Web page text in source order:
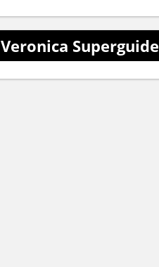
Veronica Superguide